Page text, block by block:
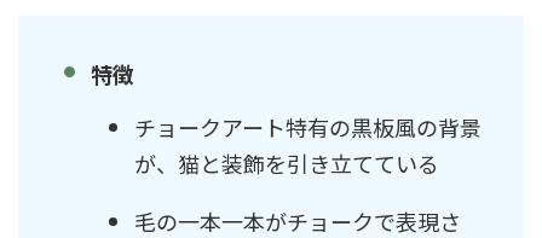
特徴
チョークアート特有の黒板風の背景
が、猫と装飾を引き立てている
毛の一本一本がチョークで表現さ